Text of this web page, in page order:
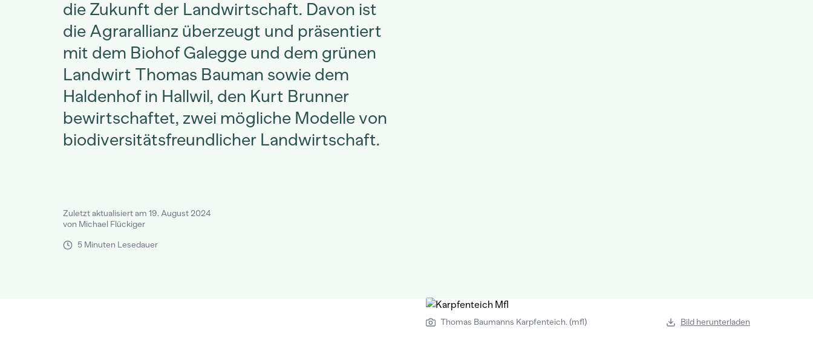
die Zukunft der Landwirtschaft. Davon ist
die Agrarallianz überzeugt und präsentiert
mit dem Biohof Galegge und dem grünen
Landwirt Thomas Bauman sowie dem
Haldenhof in Hallwil, den Kurt Brunner
bewirtschaftet, zwei mögliche Modelle von
biodiversitätsfreundlicher Landwirtschaft.
Zuletzt aktualisiert am 19. August 2024
von Michael Flückiger
5 Minuten Lesedauer
Thomas Baumanns Karpfenteich. (mfl) Bild herunterladen